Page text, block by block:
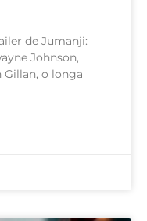
de Jumanji:
Johnson,
Gillan, o longa